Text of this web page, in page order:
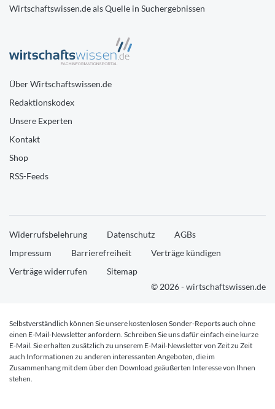
Wirtschaftswissen.de als Quelle in Suchergebnissen
Über Wirtschaftswissen.de
Redaktionskodex
Unsere Experten
Kontakt
Shop
RSS-Feeds
Widerrufsbelehrung Datenschutz
AGBs
Impressum
Barrierefreiheit
Verträge kündigen
Verträge widerrufen
Sitemap
© 2026 - wirtschaftswissen.de
Selbstverständlich können Sie unsere kostenlosen Sonder-Reports auch ohne
einen E-Mail-Newsletter anfordern. Schreiben Sie uns dafür einfach eine kurze
E-Mail. Sie erhalten zusätzlich zu unserem E-Mail-Newsletter von Zeit zu Zeit
auch Informationen zu anderen interessanten Angeboten, die im
Zusammenhang mit dem über den Download geäußerten Interesse von Ihnen
stehen.